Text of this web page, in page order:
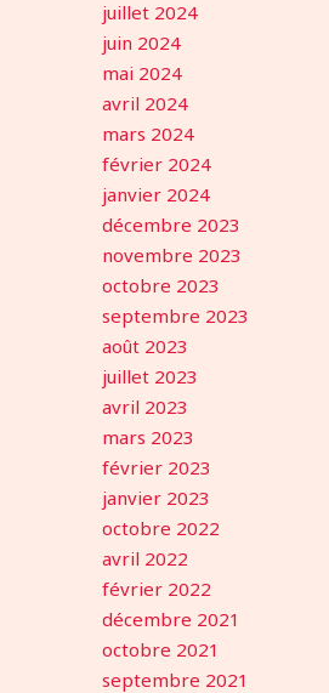
juillet 2024
juin 2024
mai 2024
avril 2024
mars 2024
février 2024
janvier 2024
décembre 2023
novembre 2023
octobre 2023
septembre 2023
août 2023
juillet 2023
avril 2023
mars 2023
février 2023
janvier 2023
octobre 2022
avril 2022
février 2022
décembre 2021
octobre 2021
septembre 2021